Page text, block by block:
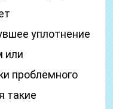
уплотнение
или
проблемного
такие